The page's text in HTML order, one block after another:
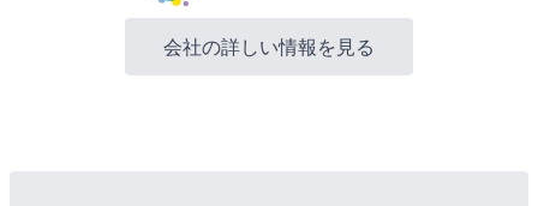
会社の詳しい情報を見る